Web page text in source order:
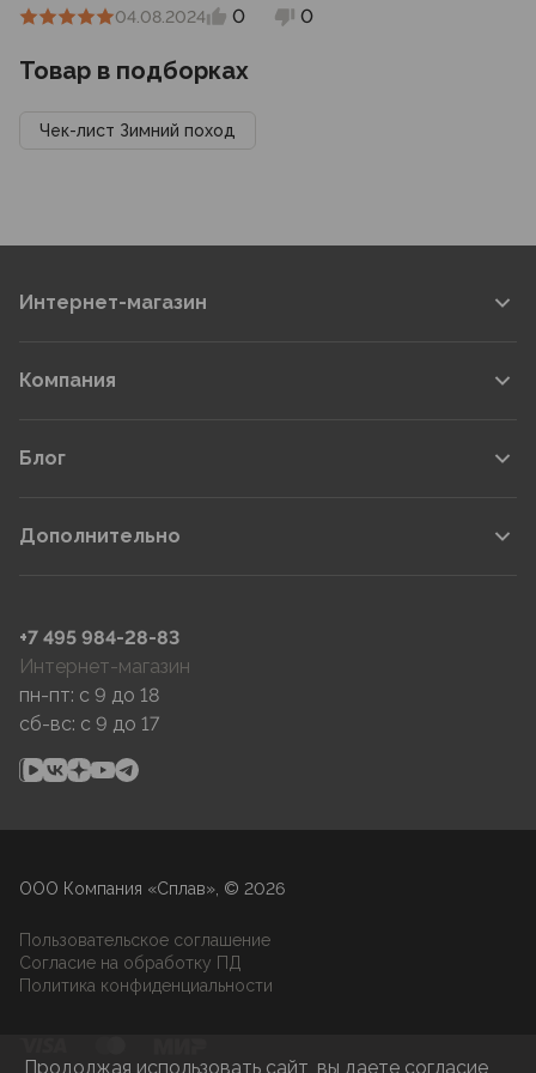
04.08.2024 0 0
Товар в подборках
Чек-лист Зимний поход
Интернет-магазин
Компания
Блог
Дополнительно
+7 495 984-28-83
Интернет-магазин
пн-пт: c 9 до 18
сб-вс: c 9 до 17
ООО Компания «Сплав», © 2026
Пользовательское соглашение
Согласие на обработку ПД
Политика конфиденциальности
Продолжая использовать сайт, вы даете согласие